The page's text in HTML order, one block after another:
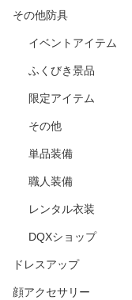
その他防具
イベントアイテム
ふくびき景品
限定アイテム
その他
単品装備
職人装備
レンタル衣装
DQXショップ
ドレスアップ
顔アクセサリー